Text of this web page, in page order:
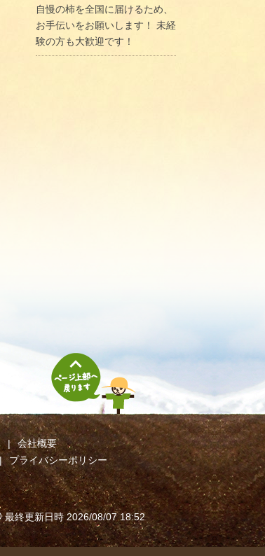
自慢の柿を全国に届けるため、
お手伝いをお願いします！ 未経
験の方も大歓迎です！
会社概要
プライバシーポリシー
最終更新日時 2026/08/07 18:52